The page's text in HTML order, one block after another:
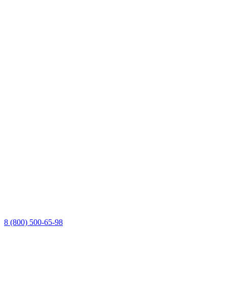
8 (800) 500-65-98